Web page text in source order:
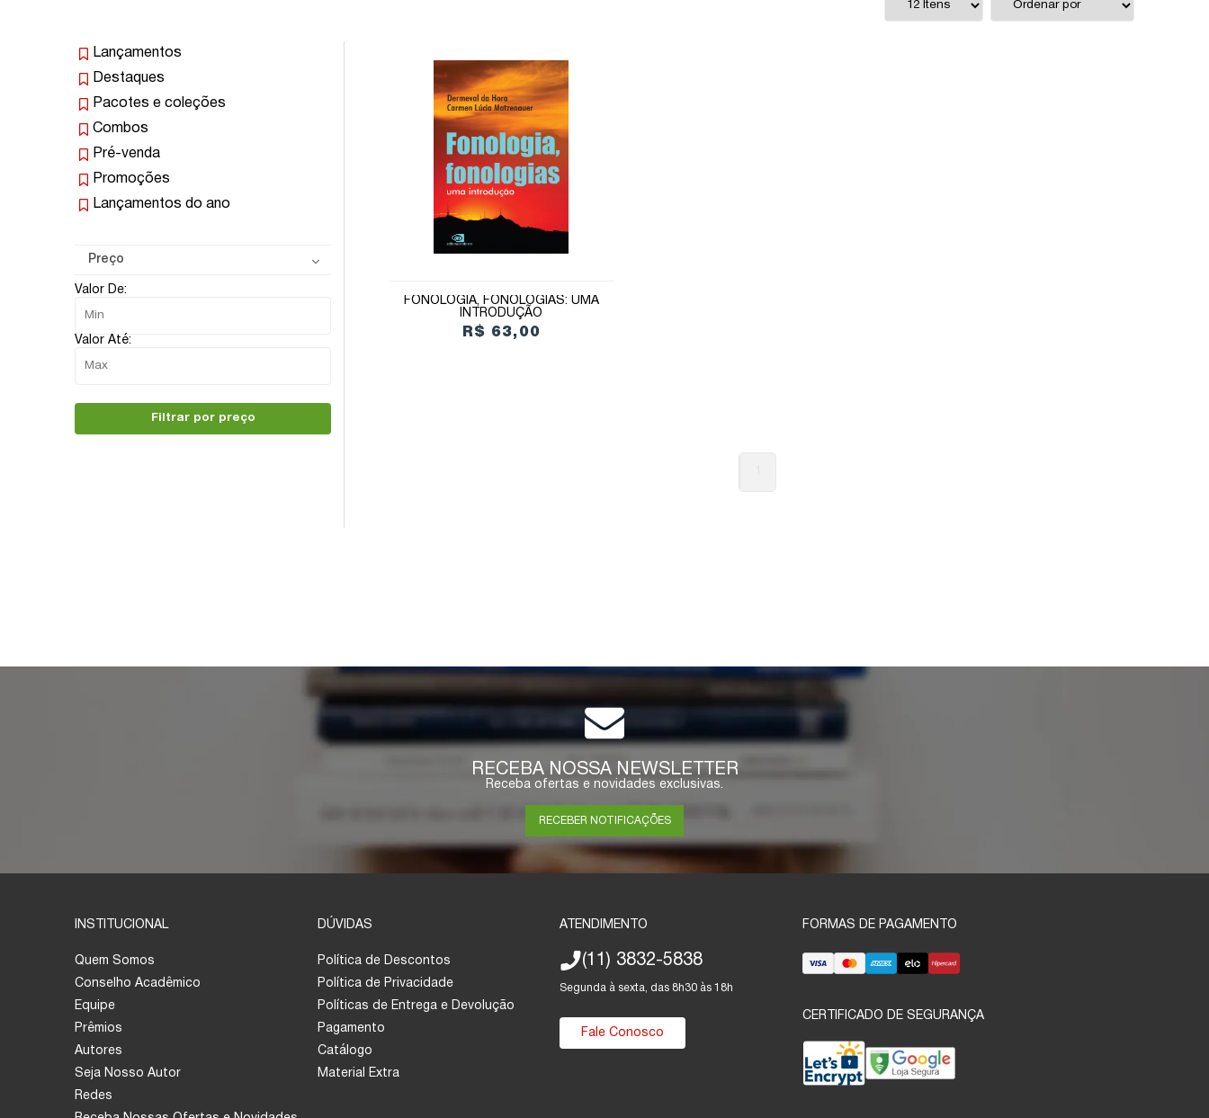
Lançamentos
Destaques
Pacotes e coleções
Combos
Pré-venda
Promoções
Lançamentos do ano
Preço
Valor De:
Valor Até:
Filtrar por preço
FONOLOGIA, FONOLOGIAS: UMA
INTRODUÇÃO
R$ 63,00
RECEBA NOSSA NEWSLETTER
Receba ofertas e novidades exclusivas.
RECEBER NOTIFICAÇÕES
INSTITUCIONAL
Quem Somos
Conselho Acadêmico
Equipe
Prêmios
Autores
Seja Nosso Autor
Redes
DÚVIDAS
Política de Descontos
Política de Privacidade
Políticas de Entrega e Devolução
Pagamento
Catálogo
Material Extra
ATENDIMENTO
(11) 3832-5838
Segunda à sexta, das 8h30 às 18h
Fale Conosco
FORMAS DE PAGAMENTO
CERTIFICADO DE SEGURANÇA